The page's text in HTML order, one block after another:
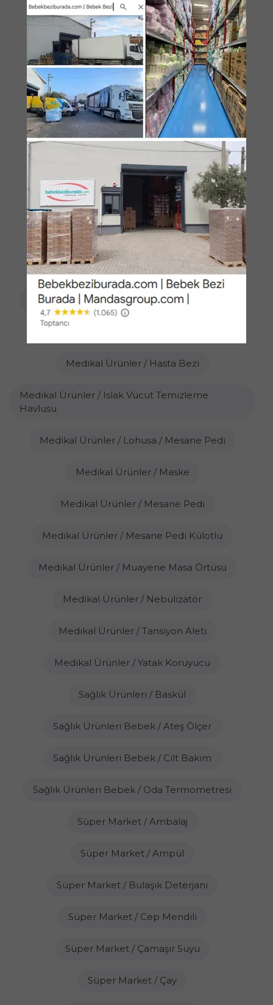
Kişisel Bakım / Roll - On
Kişisel Bakım / Sabun
Kişisel Bakım / Saç Boyası
Kişisel Bakım / Saç Fırçası Ve Tarağı
Kişisel Bakım / Saç Şekillendirici
Kişisel Bakım / Saç Toniği
Kişisel Bakım / Şampuan
Kişisel Bakım / Tampon
Kişisel Bakım / Yüz Bakım Ürünleri
Mama Hazırlayıcılar / Buharlı Pişirici Blender
Medikal Ürünler / Hasta Bezi
Medikal Ürünler / Islak Vücut Temizleme
Havlusu
Medikal Ürünler / Lohusa / Mesane Pedi
Medikal Ürünler / Maske
Medikal Ürünler / Mesane Pedi
Medikal Ürünler / Mesane Pedi Külotlu
Medikal Ürünler / Muayene Masa Örtüsü
Medikal Ürünler / Nebulizatör
Medikal Ürünler / Tansiyon Aleti
Medikal Ürünler / Yatak Koruyucu
Sağlık Ürünleri / Baskül
Sağlık Ürünleri Bebek / Ateş Ölçer
Sağlık Ürünleri Bebek / Cilt Bakım
Sağlık Ürünleri Bebek / Oda Termometresi
Süper Market / Ambalaj
Süper Market / Ampül
Süper Market / Bulaşık Deterjanı
Süper Market / Cep Mendili
Süper Market / Çamaşır Suyu
Süper Market / Çay